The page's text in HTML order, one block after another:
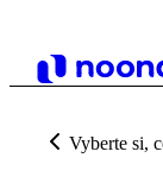
Vyberte si,